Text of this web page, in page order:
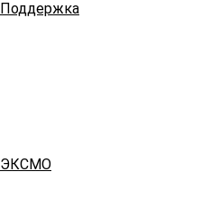
Поддержка
ЭКСМО